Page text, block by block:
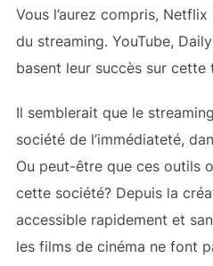
Vous l’aurez compris, Netflix
du streaming. YouTube,
basent leur succès sur cette
Il semblerait que le
société de l’immédiateté,
Ou peut-être que ces outils
cette société? Depuis la
accessible rapidement et
les films de cinéma ne font